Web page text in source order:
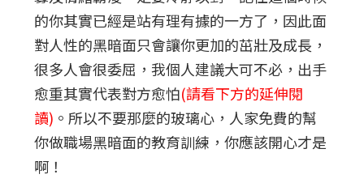
的你其實已經是站有理有據的一方了，因此面
對人性的黑暗面只會讓你更加的茁壯及成長，
很多人會很委屈，我個人建議大可不必，出手
愈重其實代表對方愈怕(請看下方的延伸閱
讀) 。所以不要那麼的玻璃心，人家免費的幫
你做職場黑暗面的教育訓練，你應該開心才是
啊！